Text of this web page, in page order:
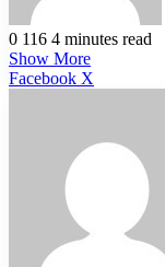
0 116 4 minutes read
Show More
Facebook X